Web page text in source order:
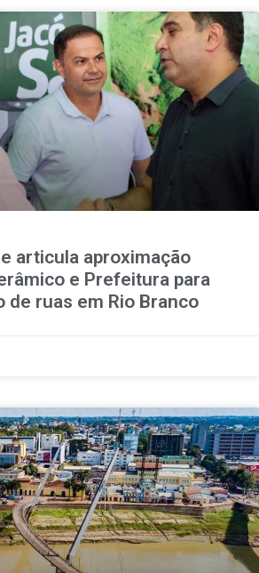
articula aproximação
e Prefeitura para
de ruas em Rio Branco